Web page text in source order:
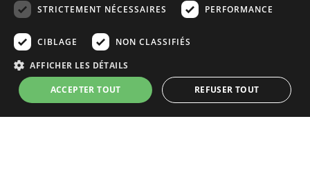
Blog
Mentions légales
Politique cookies
En partenariat avec Clévacances des Côtes d'Armor et du Finistère,
Clévacances est un label national de référence, réglementé par une charte
et grille de critères nationales pour certifier la qualité des hébergements
touristiques. C'est aussi un réseau de proximité avec une visite tous les 4
STRICTEMENT NÉCESSAIRES
PERFORMANCE
CIBLAGE NON CLASSIFIÉS
AFFICHER LES DÉTAILS
ACCEPTER TOUT REFUSER TOUT